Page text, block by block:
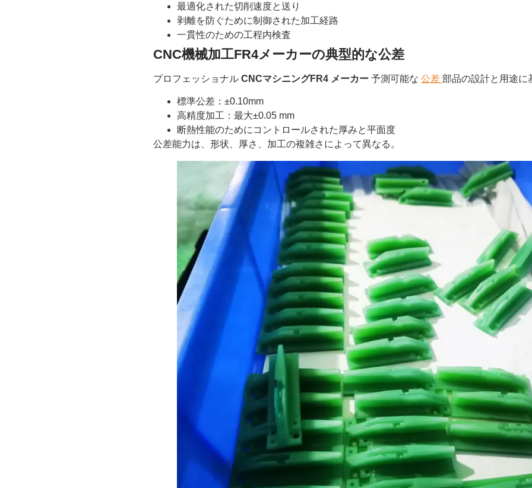
最適化された切削速度と送り
剥離を防ぐために制御された加工経路
一貫性のための工程内検査
CNC機械加工FR4メーカーの典型的な公差
プロフェッショナルCNCマシニングFR4 メーカー 予測可能な公差部品の設計と用途に
標準公差：±0.10mm
高精度加工：最大±0.05 mm
断熱性能のためにコントロールされた厚みと平面度
公差能力は、形状、厚さ、加工の複雑さによって異なる。